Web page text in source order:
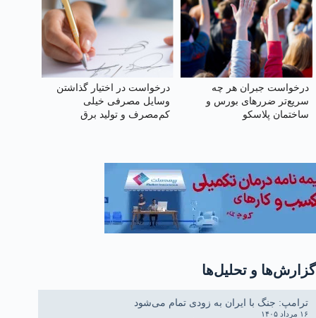
درخواست جبران هر چه
سریع‌تر ضررهای بورس و
ساختمان پلاسکو
درخواست در اختیار گذاشتن
وسایل مصرفی خیلی
کم‌مصرف و تولید برق
گزارش‌ها و تحلیل‌ها
ترامپ: جنگ با ایران به زودی تمام می‌شود
۱۶ مرداد ۱۴۰۵